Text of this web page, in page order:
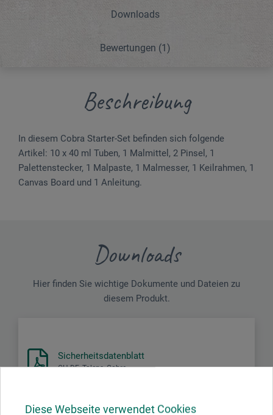
Diese Webseite verwendet Cookies
Downloads
Bewertungen (1)
Beschreibung
In diesem Cobra Starter-Set befinden sich folgende
Artikel: 10 x 40 ml Tuben, 1 Malmittel, 2 Pinsel, 1
Palettenstecker, 1 Malpaste, 1 Malmesser, 1 Keilrahmen, 1
Canvas Board und 1 Anleitung.
Downloads
Hier finden Sie wichtige Dokumente und Dateien zu
diesem Produkt.
Sicherheitsdatenblatt
CH-DE_Talens_Cobra-